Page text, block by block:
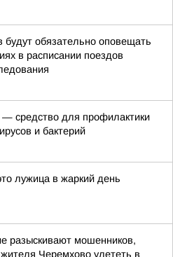
будут обязательно оповещать
в расписании поездов
— средство для профилактики
и бактерий
лужица в жаркий день
разыскивают мошенников,
Черемхово улететь в